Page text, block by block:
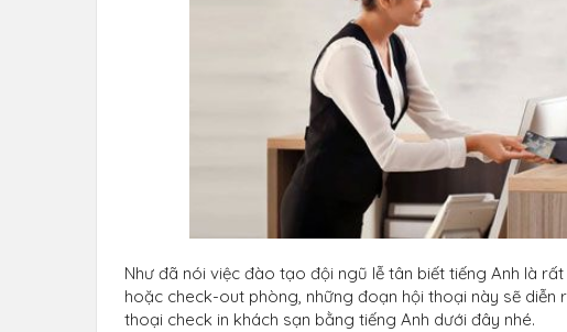
Như đã nói việc đào tạo đội ngũ lễ tân biết tiếng Anh là
hoặc check-out phòng, những đoạn hội thoại này sẽ diễn
thoại check in khách sạn bằng tiếng Anh dưới đây nhé.